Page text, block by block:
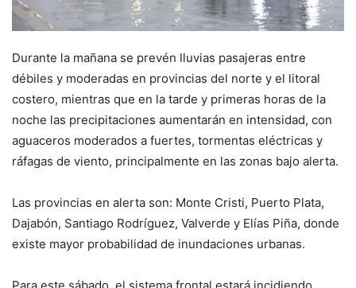
Durante la mañana se prevén lluvias pasajeras entre
débiles y moderadas en provincias del norte y el litoral
costero, mientras que en la tarde y primeras horas de la
noche las precipitaciones aumentarán en intensidad, con
aguaceros moderados a fuertes, tormentas eléctricas y
ráfagas de viento, principalmente en las zonas bajo alerta.
Las provincias en alerta son: Monte Cristi, Puerto Plata,
Dajabón, Santiago Rodríguez, Valverde y Elías Piña, donde
existe mayor probabilidad de inundaciones urbanas.